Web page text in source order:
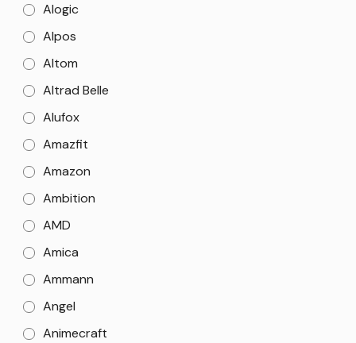
Alogic
Alpos
Altom
Altrad Belle
Alufox
Amazfit
Amazon
Ambition
AMD
Amica
Ammann
Angel
Animecraft